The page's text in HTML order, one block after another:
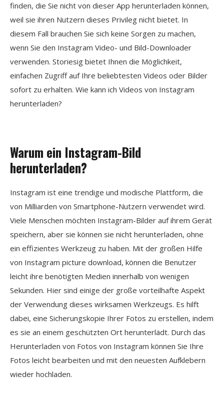
finden, die Sie nicht von dieser App herunterladen können,
weil sie ihren Nutzern dieses Privileg nicht bietet. In
diesem Fall brauchen Sie sich keine Sorgen zu machen,
wenn Sie den Instagram Video- und Bild-Downloader
verwenden. Storiesig bietet Ihnen die Möglichkeit,
einfachen Zugriff auf Ihre beliebtesten Videos oder Bilder
sofort zu erhalten. Wie kann ich Videos von Instagram
herunterladen?
Warum ein Instagram-Bild
herunterladen?
Instagram ist eine trendige und modische Plattform, die
von Milliarden von Smartphone-Nutzern verwendet wird.
Viele Menschen möchten Instagram-Bilder auf ihrem Gerät
speichern, aber sie können sie nicht herunterladen, ohne
ein effizientes Werkzeug zu haben. Mit der großen Hilfe
von Instagram picture download, können die Benutzer
leicht ihre benötigten Medien innerhalb von wenigen
Sekunden. Hier sind einige der große vorteilhafte Aspekt
der Verwendung dieses wirksamen Werkzeugs. Es hilft
dabei, eine Sicherungskopie Ihrer Fotos zu erstellen, indem
es sie an einem geschützten Ort herunterlädt. Durch das
Herunterladen von Fotos von Instagram können Sie Ihre
Fotos leicht bearbeiten und mit den neuesten Aufklebern
wieder hochladen.